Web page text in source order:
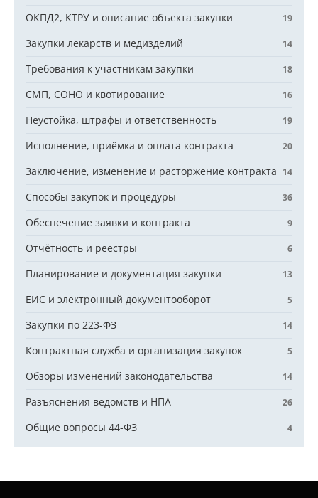
ОКПД2, КТРУ и описание объекта закупки 19
Закупки лекарств и медизделий 14
Требования к участникам закупки 18
СМП, СОНО и квотирование 16
Неустойка, штрафы и ответственность 19
Исполнение, приёмка и оплата контракта 20
Заключение, изменение и расторжение контракта 14
Способы закупок и процедуры 36
Обеспечение заявки и контракта 9
Отчётность и реестры 6
Планирование и документация закупки 13
ЕИС и электронный документооборот 5
Закупки по 223-ФЗ 14
Контрактная служба и организация закупок 5
Обзоры изменений законодательства 14
Разъяснения ведомств и НПА 26
Общие вопросы 44-ФЗ 4